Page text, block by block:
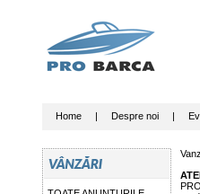
Home| Despre noi|